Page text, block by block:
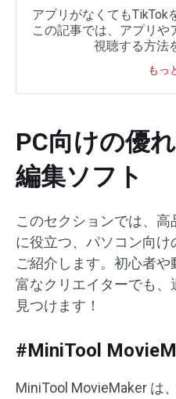
アプリがなくてもTikTok
この記事では、アプリや
視聴する方法
もっ
PC向けの優
編集ソフト
このセクションでは、
に役立つ、パソコン向
ご紹介します。初心者
富なクリエイターでも
見つけます！
#MiniTool
MiniTool MovieMaker は